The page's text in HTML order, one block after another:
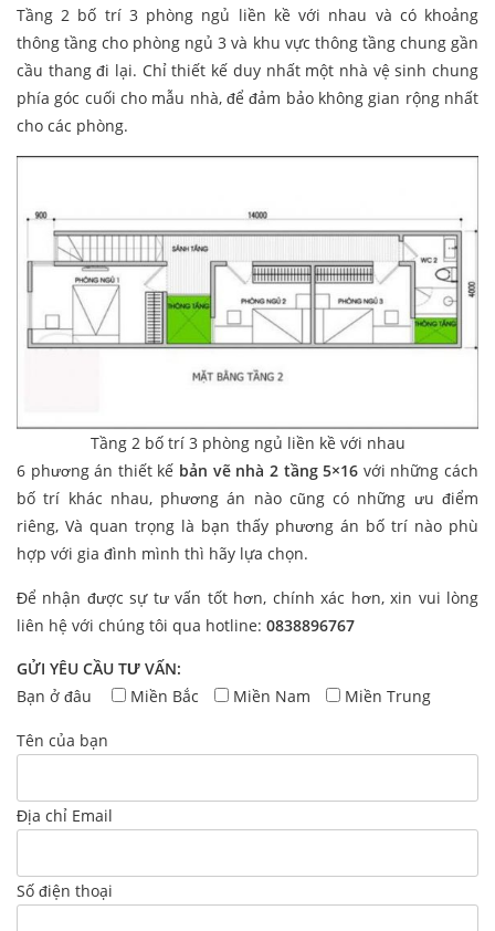
Tầng 2 bố trí 3 phòng ngủ liền kề với nhau và có khoảng
thông tầng cho phòng ngủ 3 và khu vực thông tầng chung gần
cầu thang đi lại. Chỉ thiết kế duy nhất một nhà vệ sinh chung
phía góc cuối cho mẫu nhà, để đảm bảo không gian rộng nhất
cho các phòng.
Tầng 2 bố trí 3 phòng ngủ liền kề với nhau
6 phương án thiết kế bản vẽ nhà 2 tầng 5×16 với những cách
bố trí khác nhau, phương án nào cũng có những ưu điểm
riêng, Và quan trọng là bạn thấy phương án bố trí nào phù
hợp với gia đình mình thì hãy lựa chọn.
Để nhận được sự tư vấn tốt hơn, chính xác hơn, xin vui lòng
liên hệ với chúng tôi qua hotline: 0838896767
GỬI YÊU CẦU TƯ VẤN:
Bạn ở đâu
Miền Bắc Miền Nam Miền Trung
Tên của bạn
Địa chỉ Email
Số điện thoại